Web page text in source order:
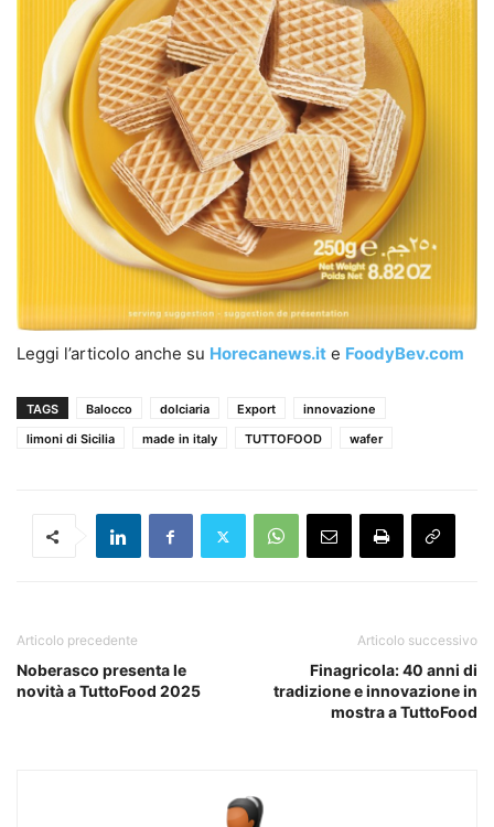
Leggi l’articolo anche su Horecanews.it e FoodyBev.com
TAGS Balocco dolciaria Export
innovazione
limoni di Sicilia
made in italy TUTTOFOOD wafer
Articolo precedente
Noberasco presenta le
novità a TuttoFood 2025
Articolo successivo
Finagricola: 40 anni di
tradizione e innovazione in
mostra a TuttoFood